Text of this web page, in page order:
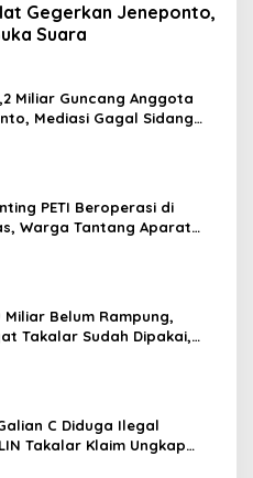
Gegerkan Jeneponto,
Suara
Miliar Guncang Anggota
Mediasi Gagal Sidang
PETI Beroperasi di
Warga Tantang Aparat
di Balik Tambang Emas
Miliar Belum Rampung,
Takalar Sudah Dipakai,
Jurnalis Disorot
C Diduga Ilegal
Takalar Klaim Ungkap
Solar Subsidi dan Kerusakan